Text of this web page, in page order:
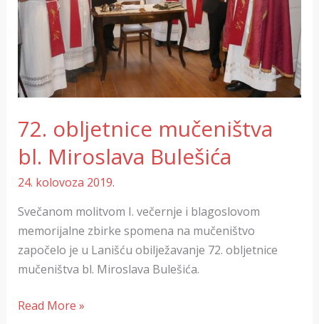
72. obljetnice mučeništva
bl. Miroslava Bulešića
24. kolovoza 2019.
Svečanom molitvom I. večernje i blagoslovom
memorijalne zbirke spomena na mučeništvo
započelo je u Lanišću obilježavanje 72. obljetnice
mučeništva bl. Miroslava Bulešića.
Read More »